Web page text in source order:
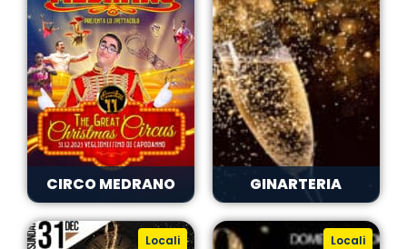
CIRCO MEDRANO GINARTERIA
Locali Locali